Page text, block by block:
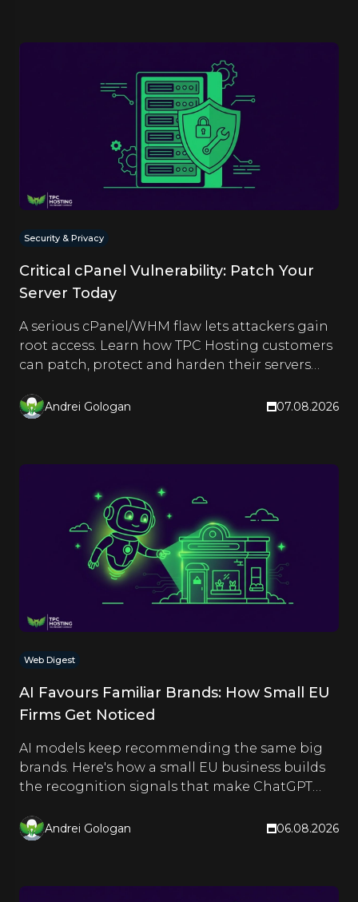
Security & Privacy
Critical cPanel Vulnerability: Patch Your
Server Today
A serious cPanel/WHM flaw lets attackers gain
root access. Learn how TPC Hosting customers
can patch, protect and harden their servers
Andrei Gologan 07.08.2026
Web Digest
AI Favours Familiar Brands: How Small EU
Firms Get Noticed
AI models keep recommending the same big
brands. Here's how a small EU business builds
the recognition signals that make ChatGPT
Andrei Gologan 06.08.2026